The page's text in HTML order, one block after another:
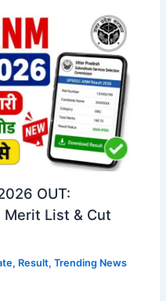
OUT:
Merit List & Cut
, Result,Trending News